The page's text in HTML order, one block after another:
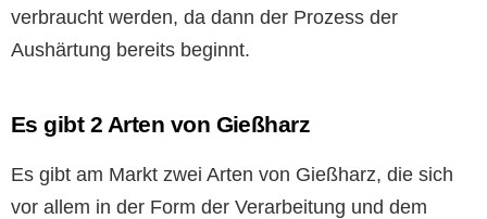
verbraucht werden, da dann der Prozess der
Aushärtung bereits beginnt.
Es gibt 2 Arten von Gießharz
Es gibt am Markt zwei Arten von Gießharz, die sich
vor allem in der Form der Verarbeitung und dem